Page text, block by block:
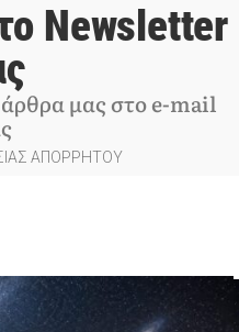
Newsletter
μας στο e-mail
ΑΠΟΡΡΗΤΟΥ